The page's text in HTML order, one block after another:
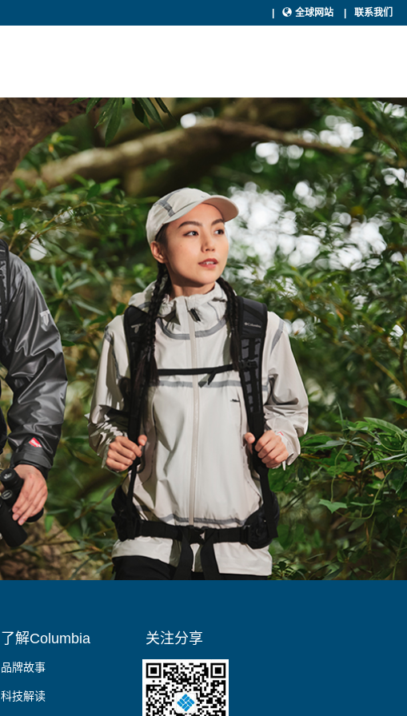
全球网站 联系我们
了解Columbia
品牌故事
科技解读
关注分享